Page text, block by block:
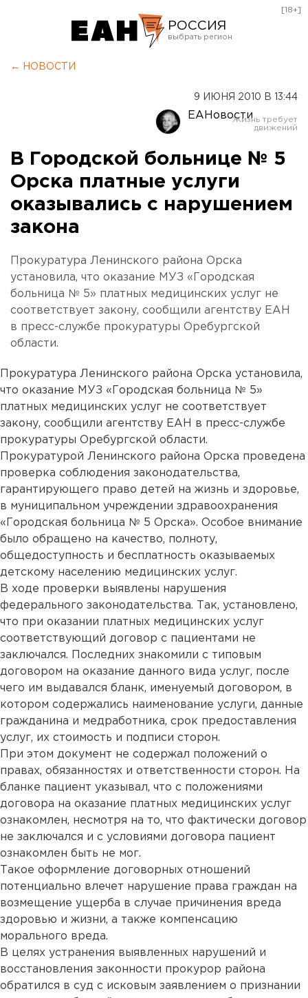
РОССИЯ
Оренбург
[18+]
← НОВОСТИ
9 ИЮНЯ 2010 В 13:44
ЕАНовости
В Городской больнице № 5
Орска платные услуги
оказывались с нарушением
закона
Прокуратура Ленинского района Орска
установила, что оказание МУЗ «Городская
больница № 5» платных медицинских услуг не
соответствует закону, сообщили агентству ЕАН
в пресс-службе прокуратуры Оребургской
области.
Прокуратура Ленинского района Орска установила,
что оказание МУЗ «Городская больница № 5»
платных медицинских услуг не соответствует
закону, сообщили агентству ЕАН в пресс-службе
прокуратуры Оребургской области.
Прокуратурой Ленинского района Орска проведена
проверка соблюдения законодательства,
гарантирующего право детей на жизнь и здоровье,
в муниципальном учреждении здравоохранения
«Городская больница № 5 Орска». Особое внимание
было обращено на качество, полноту,
общедоступность и бесплатность оказываемых
детскому населению медицинских услуг.
В ходе проверки выявлены нарушения
федерального законодательства. Так, установлено,
что при оказании платных медицинских услуг
соответствующий договор с пациентами не
заключался. Последних знакомили с типовым
договором на оказание данного вида услуг, после
чего им выдавался бланк, именуемый договором, в
котором содержались наименование услуги, данные
гражданина и медработника, срок предоставления
услуг, их стоимость и подписи сторон.
При этом документ не содержал положений о
правах, обязанностях и ответственности сторон. На
бланке пациент указывал, что с положениями
договора на оказание платных медицинских услуг
ознакомлен, несмотря на то, что фактически договор
не заключался и с условиями договора пациент
ознакомлен быть не мог.
Такое оформление договорных отношений
потенциально влечет нарушение права граждан на
возмещение ущерба в случае причинения вреда
здоровью и жизни, а также компенсацию
морального вреда.
В целях устранения выявленных нарушений и
восстановления законности прокурор района
обратился в суд с исковым заявлением о признании